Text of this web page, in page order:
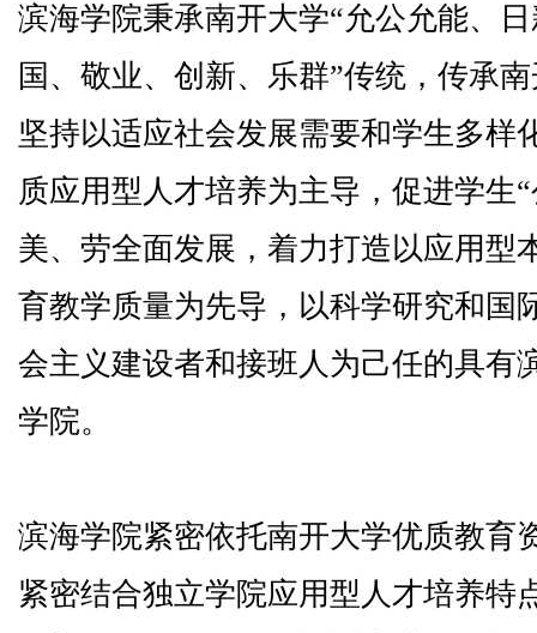
滨海学院秉承南开大学“允公允能、
国、敬业、创新、乐群”传统，传承
坚持以适应社会发展需要和学生多样
质应用型人才培养为主导，促进学生
美、劳全面发展，着力打造以应用型
育教学质量为先导，以科学研究和国
会主义建设者和接班人为己任的具有
学院。
滨海学院紧密依托南开大学优质教育
紧密结合独立学院应用型人才培养特